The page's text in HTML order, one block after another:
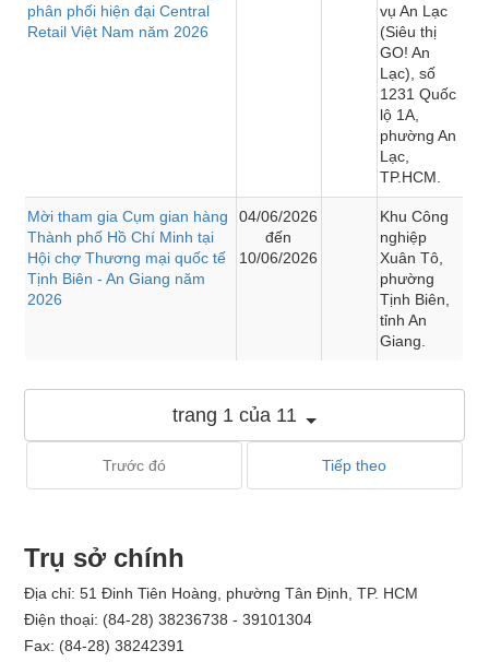
phân phối hiện đại Central
Retail Việt Nam năm 2026
vụ An Lạc
(Siêu thị
GO! An
Lạc), số
1231 Quốc
lộ 1A,
phường An
Lạc,
TP.HCM.
Mời tham gia Cụm gian hàng
Thành phố Hồ Chí Minh tại
Hội chợ Thương mại quốc tế
Tịnh Biên - An Giang năm
2026
04/06/2026
đến
10/06/2026
Khu Công
nghiệp
Xuân Tô,
phường
Tịnh Biên,
tỉnh An
Giang.
trang 1 của 11
Trước đó Tiếp theo
Trụ sở chính
Địa chỉ: 51 Đinh Tiên Hoàng, phường Tân Định, TP. HCM
Điện thoại: (84-28) 38236738 - 39101304
Fax: (84-28) 38242391